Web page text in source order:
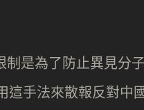
是為了防止異見分
這手法來散報反對中